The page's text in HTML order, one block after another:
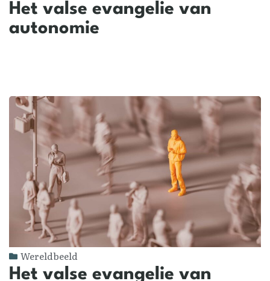
Het valse evangelie van
autonomie
Wereldbeeld
Het valse evangelie van